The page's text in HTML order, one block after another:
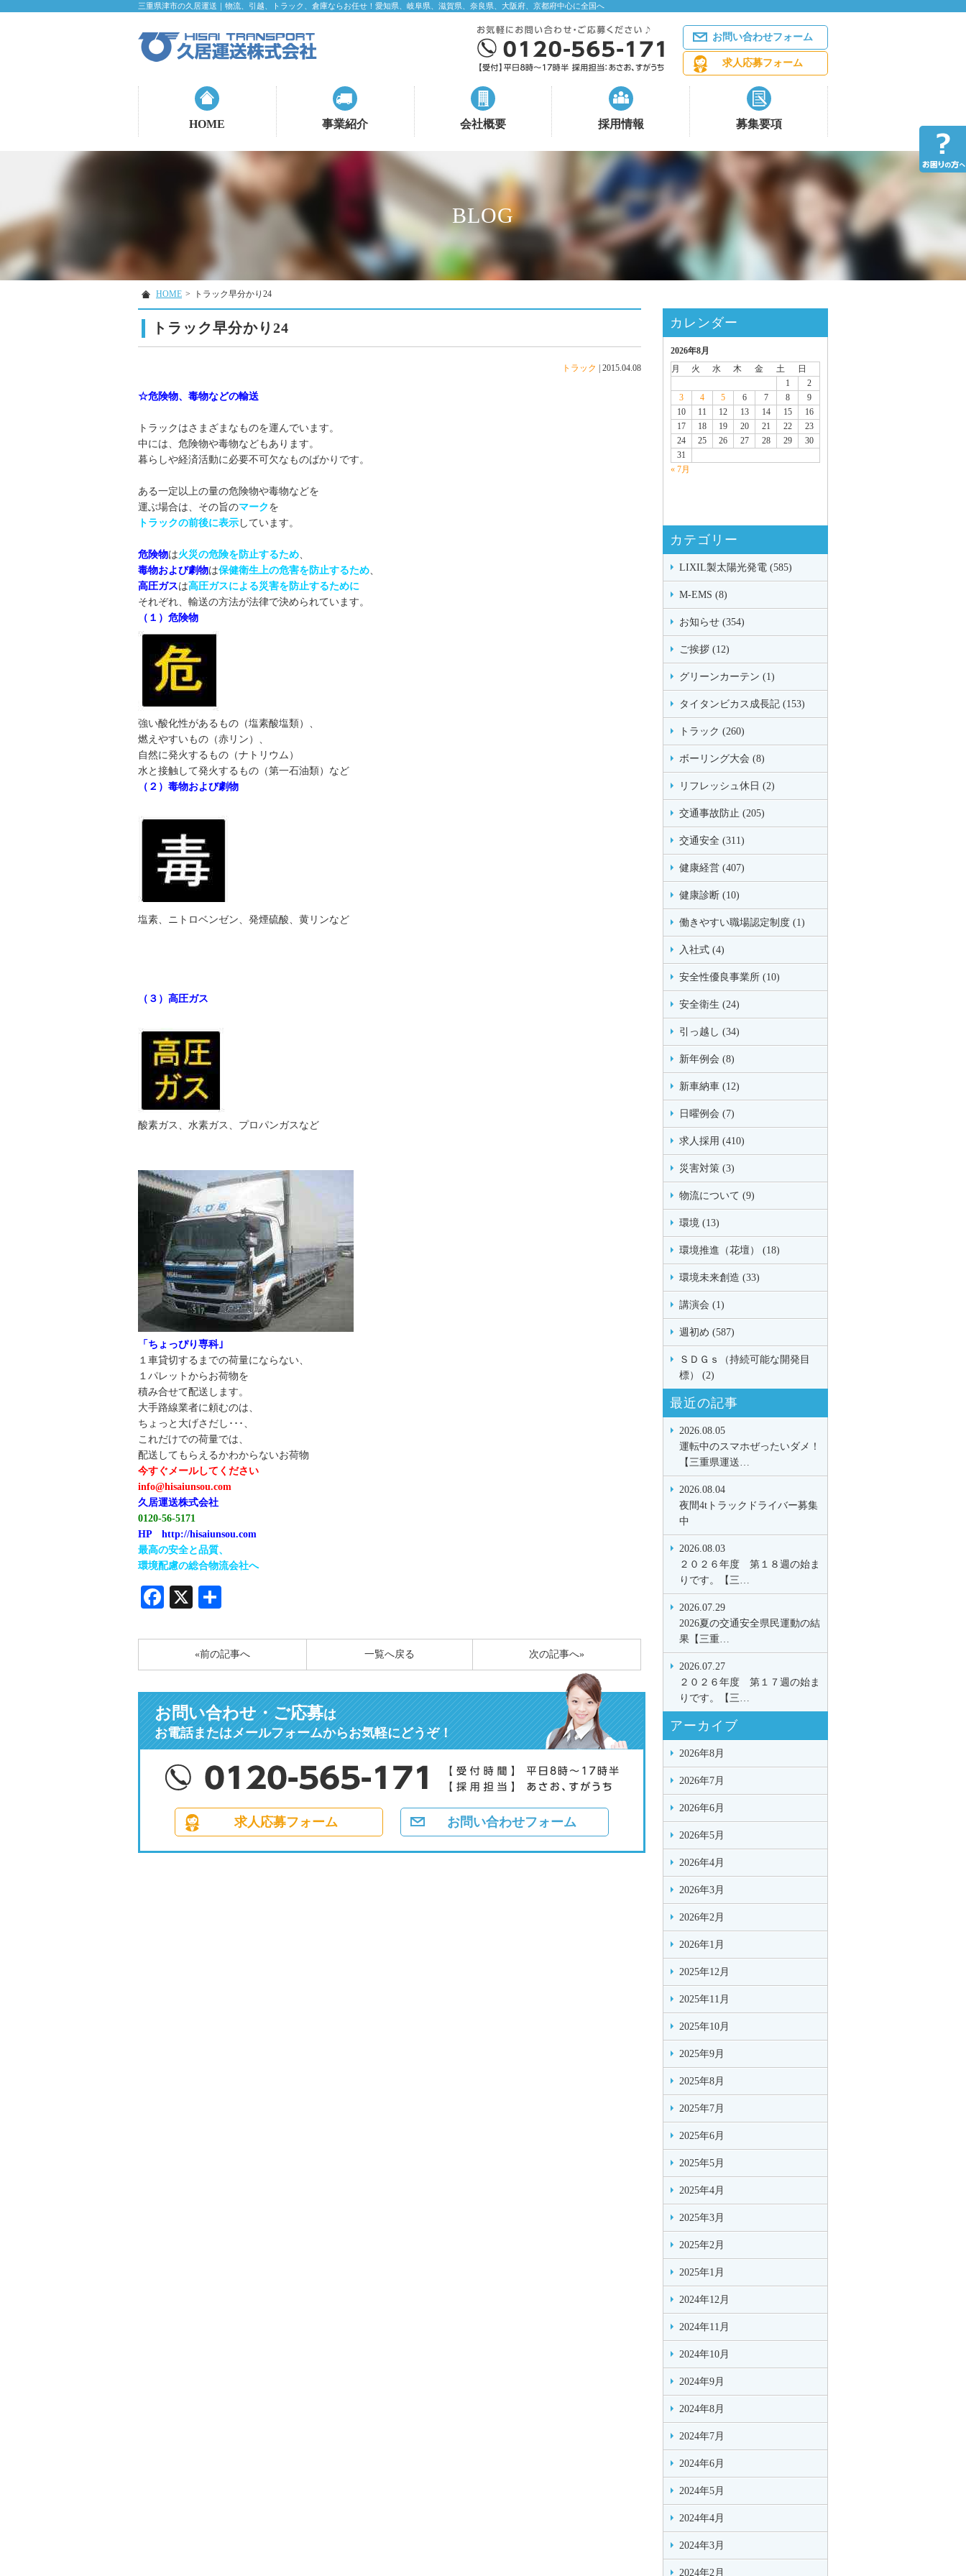
三重県津市の久居運送｜物流、引越、トラック、倉庫ならお任せ！愛知県、岐阜県、滋賀県、奈良県、大阪府、京都府中心に全国へ
お問い合わせフォーム
求人応募フォーム
HOME 事業紹介 会社概要 採用情報 募集要項
BLOG
HOME > トラック早分かり24
トラック早分かり24
トラック 2015.04.08
☆危険物、毒物などの輸送
トラックはさまざまなものを運んでいます。
中には、危険物や毒物などもあります。
暮らしや経済活動に必要不可欠なものばかりです。
ある一定以上の量の危険物や毒物などを
運ぶ場合は、その旨のマーク を
トラックの前後に表示 しています。
危険物は火災の危険を防止するため、
毒物および劇物は保健衛生上の危害を防止するため、
高圧ガスは高圧ガスによる災害を防止するために
それぞれ、輸送の方法が法律で決められています。
（１）危険物
強い酸化性があるもの（塩素酸塩類）、
燃えやすいもの（赤リン）、
自然に発火するもの（ナトリウム）
水と接触して発火するもの（第一石油類）など
（２）毒物および劇物
塩素、ニトロベンゼン、発煙硫酸、黄リンなど
（３）高圧ガス
酸素ガス、水素ガス、プロパンガスなど
「ちょっぴり専科｣
１車貸切するまでの荷量にならない、
１パレットからお荷物を
積み合せて配送します。
大手路線業者に頼むのは、
ちょっと大げさだし･･･、
これだけでの荷量では、
配送してもらえるかわからないお荷物
今すぐメールしてください
info@hisaiunsou.com
久居運送株式会社
0120-56-5171
HP http://hisaiunsou.com
最高の安全と品質、
環境配慮の総合物流会社へ
Facebook
X
«前の記事へ 次の記事へ»
一覧へ戻る
お問い合わせ・ご応募は
お電話またはメールフォームからお気軽にどうぞ！
求人応募フォーム お問い合わせフォーム
カレンダー
2026年8月
月
火 水 木 金 土
日
1
2
3
4 5 6 7 8
9
10
11 12 13 14 15
16
17
18 19 20 21 22
23
24
25 26 27 28 29
30
31
« 7月
カテゴリー
LIXIL製太陽光発電 (585)
M-EMS (8)
お知らせ (354)
ご挨拶 (12)
グリーンカーテン (1)
タイタンビカス成長記 (153)
トラック (260)
ボーリング大会 (8)
リフレッシュ休日 (2)
交通事故防止 (205)
交通安全 (311)
健康経営 (407)
健康診断 (10)
働きやすい職場認定制度 (1)
入社式 (4)
安全性優良事業所 (10)
安全衛生 (24)
引っ越し (34)
新年例会 (8)
新車納車 (12)
日曜例会 (7)
求人採用 (410)
災害対策 (3)
物流について (9)
環境 (13)
環境推進（花壇） (18)
環境未来創造 (33)
講演会 (1)
週初め (587)
ＳＤＧｓ（持続可能な開発目
標） (2)
最近の記事
2026.08.05
運転中のスマホぜったいダメ！
【三重県運送…
2026.08.04
夜間4tトラックドライバー募集
中
2026.08.03
２０２６年度 第１８週の始ま
りです。【三…
2026.07.29
2026夏の交通安全県民運動の結
果【三重…
2026.07.27
２０２６年度 第１７週の始ま
りです。【三…
アーカイブ
2026年8月
2026年7月
2026年6月
2026年5月
2026年4月
2026年3月
2026年2月
2026年1月
2025年12月
2025年11月
2025年10月
2025年9月
2025年8月
2025年7月
2025年6月
2025年5月
2025年4月
2025年3月
2025年2月
2025年1月
2024年12月
2024年11月
2024年10月
2024年9月
2024年8月
2024年7月
2024年6月
2024年5月
2024年4月
2024年3月
2024年2月